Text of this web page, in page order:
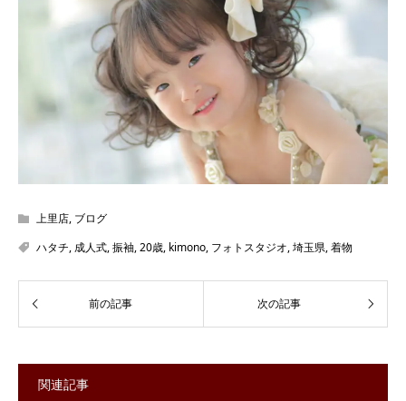
上里店, ブログ
ハタチ, 成人式,振袖,20歳, kimono, フォトスタジオ,埼玉県,着物
関連記事